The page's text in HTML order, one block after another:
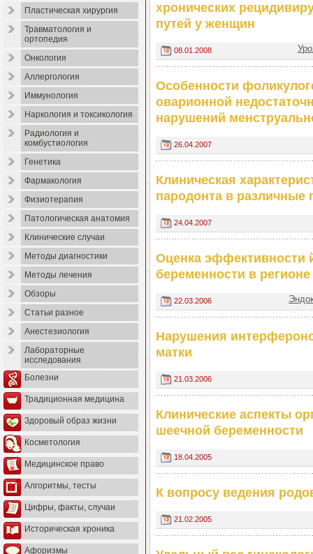
Пластическая хирургия
Травматология и
ортопедия
Онкология
Аллергология
Иммунология
Наркология и токсикология
Радиология и
комбустиология
Генетика
Фармакология
Физиотерапия
Патологическая анатомия
Клинические случаи
Методы диагностики
Методы лечения
Обзоры
Статьи разное
Анестезиология
Лабораторные
исследования
Болезни
Традиционная медицина
Здоровый образ жизни
Косметология
Медицинское право
Алгоритмы, тесты
Цифры, факты, случаи
Историческая хроника
Афоризмы
хронических
путей у женщин
08.01.2008
Особенности
оварионной
нарушений
26.04.2007
Клиническая
пародонта в различные
24.04.2007
Оценка эффективности
беременности в
22.03.2006
Нарушения
матки
21.03.2006
Клинические аспекты
шеечной беременности
18.04.2005
К вопросу ведения
21.02.2005